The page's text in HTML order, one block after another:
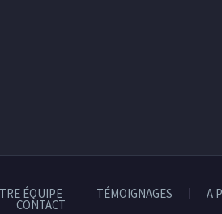
ÉQUIPE TÉMOIGNAGES A
CONTACT